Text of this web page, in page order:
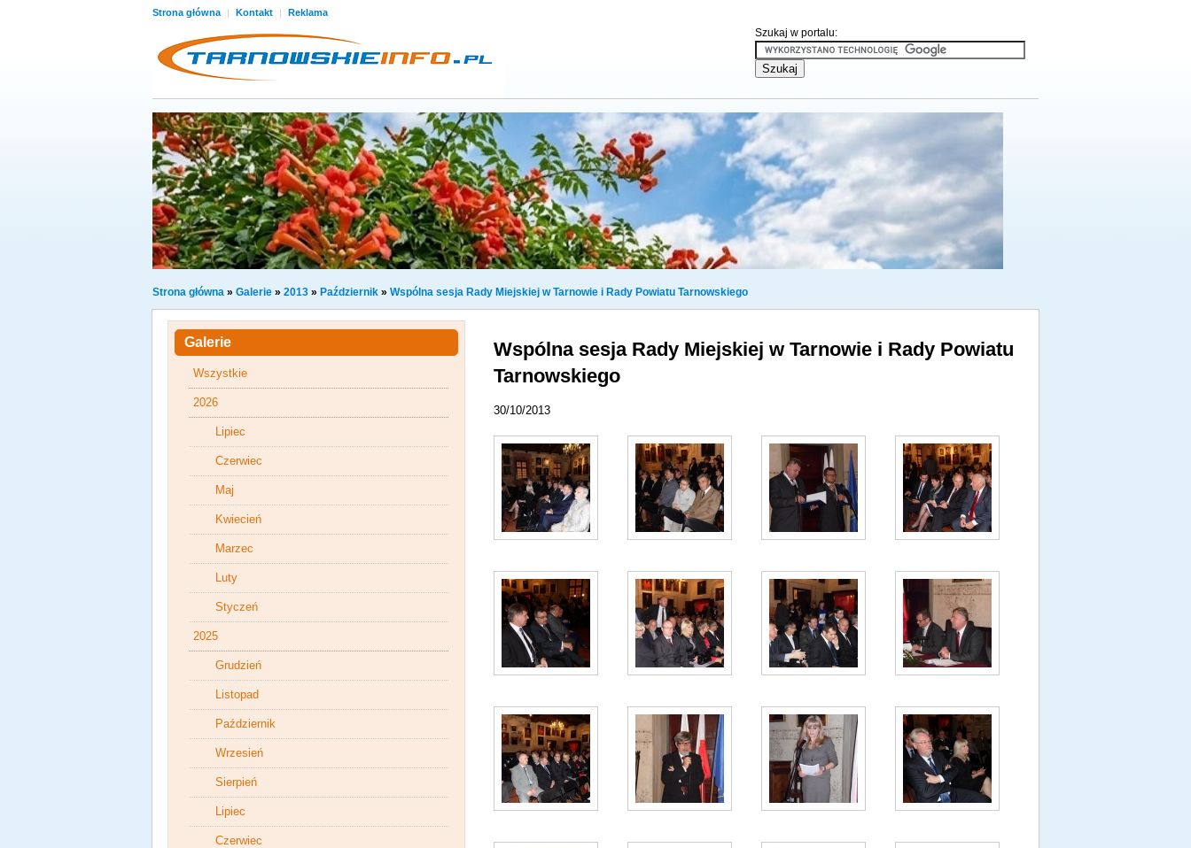
Strona główna | Kontakt | Reklama
Szukaj w portalu:
Strona główna » Galerie » 2013 » Październik » Wspólna sesja Rady Miejskiej w Tarnowie i Rady Powiatu Tarnowskiego
Wspólna sesja Rady Miejskiej w Tarnowie i Rady Powiatu
Tarnowskiego
30/10/2013
Galerie
Wszystkie
2026
Lipiec
Czerwiec
Maj
Kwiecień
Marzec
Luty
Styczeń
2025
Grudzień
Listopad
Październik
Wrzesień
Sierpień
Lipiec
Czerwiec